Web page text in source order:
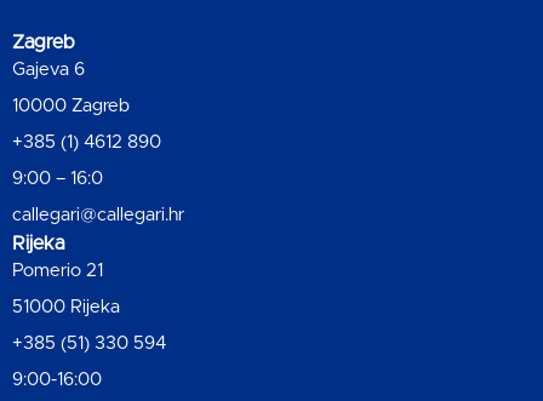
Zagreb
Gajeva 6
10000 Zagreb
+385 (1) 4612 890
9:00 – 16:0
callegari@callegari.hr
Rijeka
Pomerio 21
51000 Rijeka
+385 (51) 330 594
9:00-16:00